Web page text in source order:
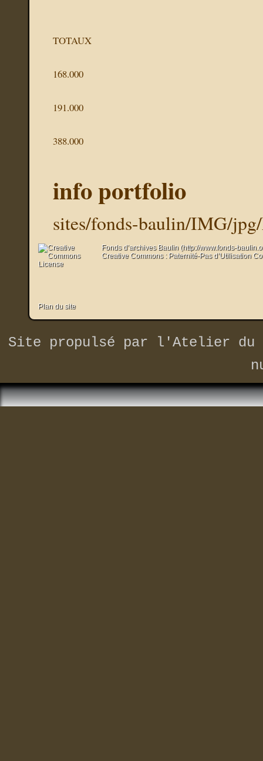
TOTAUX
168.000
191.000
388.000
info portfolio
sites/fonds-baulin/IMG/
Fonds d’archives Baulin (http://www.fonds-
Creative Commons : Paternité-Pas d’Utilisation
Plan du site
Site propulsé par
l'Atelier du